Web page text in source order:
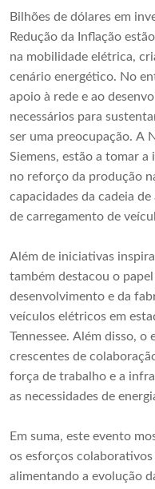
Bilhões de dólares em
Redução da Inflação
na mobilidade elétrica,
cenário energético. No
apoio à rede e ao
necessários para
ser uma preocupação. A
Siemens, estão a tomar
no reforço da produção
capacidades da cadeia
de carregamento de
Além de iniciativas
também destacou o
desenvolvimento e da
veículos elétricos em
Tennessee. Além disso,
crescentes de
força de trabalho e a
as necessidades de
Em suma, este evento
os esforços
alimentando a evolução